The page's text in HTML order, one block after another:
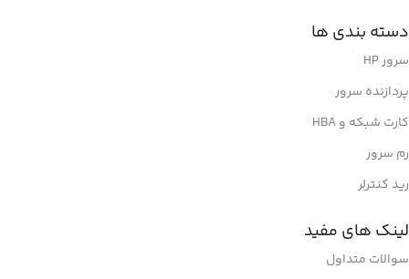
دسته بندی ها
سرور HP
پردازنده سرور
کارت شبکه و HBA
رم سرور
رید کنترلر
لینک های مفید
سوالات متداول